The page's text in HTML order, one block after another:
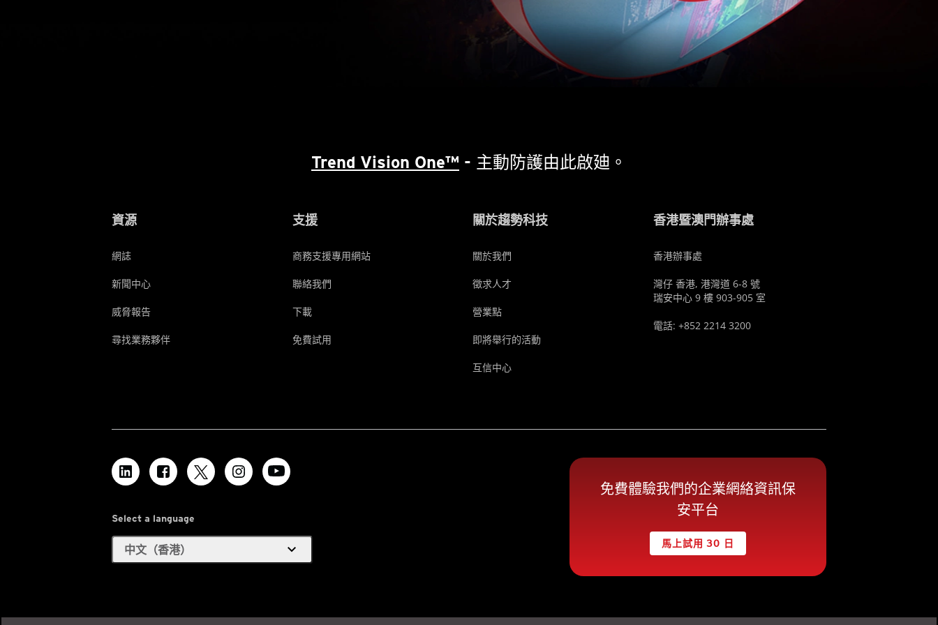
Trend Vision One™ - 主動防護由此啟廸。
資源
網誌
新聞中心
威脅報告
尋找業務夥伴
支援
商務支援專用網站
聯絡我們
下載
免費試用
關於趨勢科技
關於我們
徵求人才
營業點
即將舉行的活動
互信中心
香港暨澳門辦事處
香港辦事處
灣仔 香港, 港灣道 6-8 號
瑞安中心 9 樓 903-905 室
電話: +852 2214 3200
Select a language
中文（香港） expand_more
免費體驗我們的企業網絡資訊保
安平台
馬上試用 30 日